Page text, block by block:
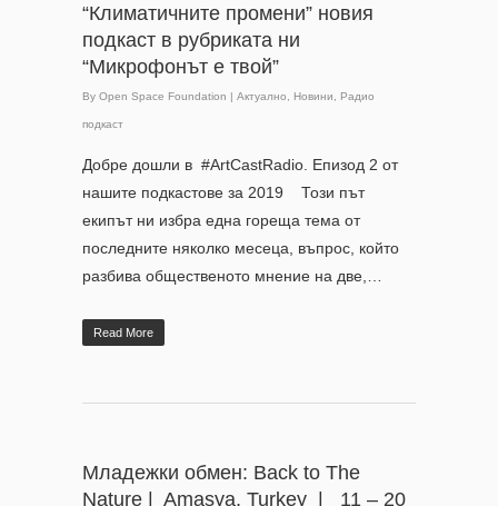
“Климатичните промени” новия
подкаст в рубриката ни
“Микрофонът е твой”
By Open Space Foundation | Актуално Новини Радио
подкаст
Добре дошли в #ArtCastRadio. Епизод 2 от
нашите подкастове за 2019 Този път
екипът ни избра една гореща тема от
последните няколко месеца, въпрос, който
разбива общественото мнение на две,…
Read More
Младежки обмен: Back to The
Nature | Amasya, Turkey | 11 – 20